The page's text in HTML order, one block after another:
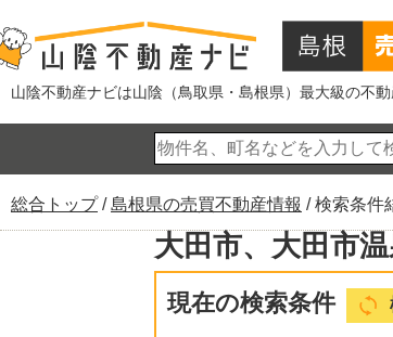
山陰不動産ナビは山陰（鳥取県・島根県）最大級の不動
現
在
総合トップ/島根県の売買不動産情報 /検索条件
大田市、大田市
現在の検索条件